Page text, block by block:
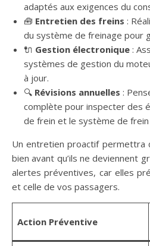
adaptés aux exigences du
🧰 Entretien des freins :
du système de freinage pour
🔌 Gestion électronique :
systèmes de gestion du
à jour.
🔍 Révisions annuelles :
complète pour inspecter des
de frein et le système de frein
Un entretien proactif permettra
bien avant qu’ils ne deviennent
alertes préventives, car elles
et celle de vos passagers.
Action Préventive